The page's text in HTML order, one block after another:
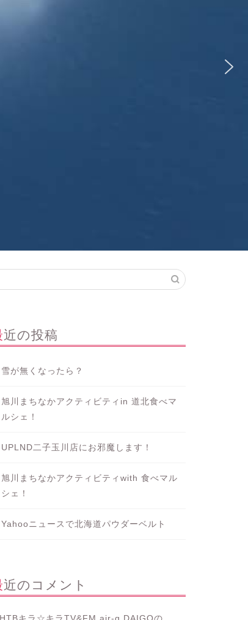
最近の投稿
雪が無くなったら？
旭川まちなかアクティビティin 道北食べマ
ルシェ！
UPLND二子玉川店にお邪魔します！
旭川まちなかアクティビティwith 食べマル
シェ！
Yahooニュースで北海道パウダーベルト
最近のコメント